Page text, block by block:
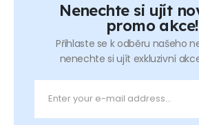
Nenechte si ujít
promo
Přihlaste se k odběru našeho
nenechte si ujít exkluzivní